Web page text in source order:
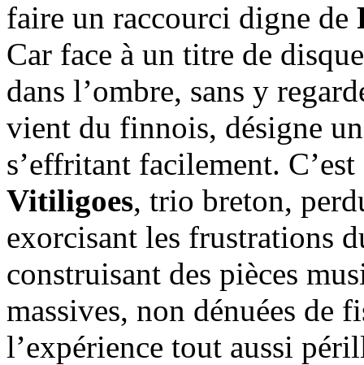
faire un raccourci digne de
Car face à un titre de
dans l’ombre, sans y
vient du finnois, désigne
s’effritant facilement.
Vitiligoes, trio breton,
exorcisant les frustrations
construisant des pièces
massives, non dénuées de
l’expérience tout aussi